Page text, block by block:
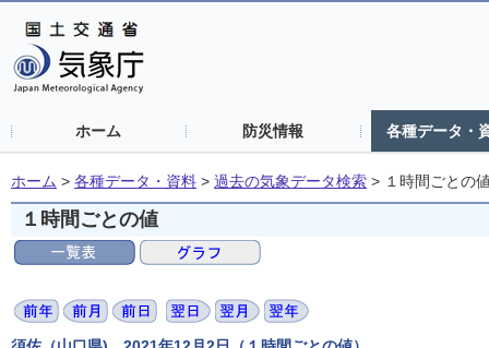
ホーム 防災情報 各種データ・
ホーム > 各種データ・資料 > 過去の気象データ検索 > １時間ごとの
１時間ごとの値